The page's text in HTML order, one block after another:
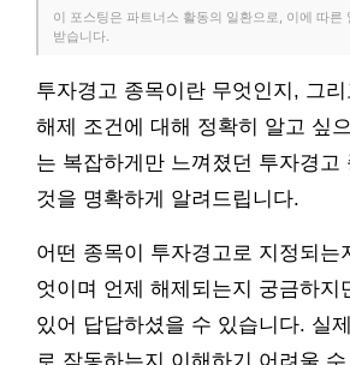
이 포스팅은 파트너스 활동의 일환으로, 이에 따른
받습니다.
투자경고 종목이란 무엇인지, 그
해제 조건에 대해 정확히 알고 싶
는 복잡하게만 느껴졌던 투자경고
것을 명확하게 알려드립니다.
어떤 종목이 투자경고로 지정되는
엇이며 언제 해제되는지 궁금하지
있어 답답하셨을 수 있습니다. 실